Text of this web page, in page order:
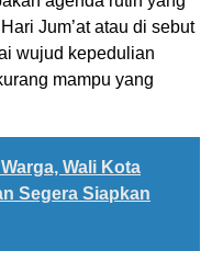
Jum’at atau di sebut
wujud kepedulian
mampu yang
Wali Kota
Segera Siapkan